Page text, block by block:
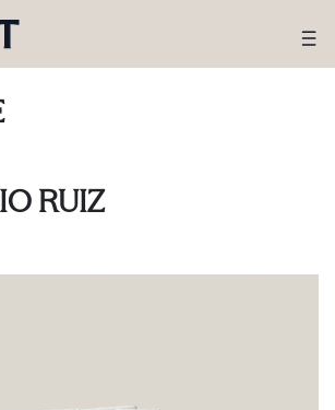
RUIZ